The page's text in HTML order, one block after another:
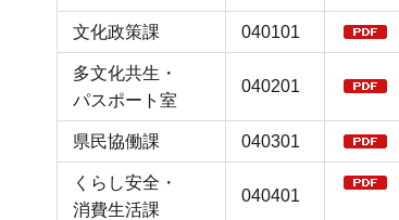
文化政策課 040101
多文化共生・
パスポート室
040201
県民協働課 040301
くらし安全・
消費生活課
040401